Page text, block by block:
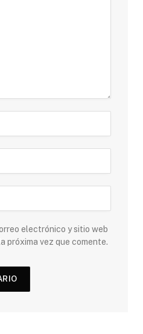
electrónico y sitio web
próxima vez que comente.